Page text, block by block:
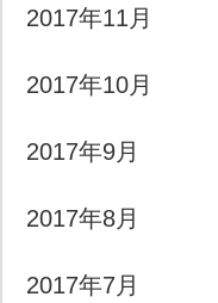
2017年11月
2017年10月
2017年9月
2017年8月
2017年7月